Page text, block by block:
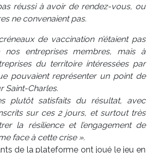
réussi à avoir de rendez-vous, ou
ne convenaient pas.
de vaccination n’étaient pas
nos entreprises membres, mais à
du territoire intéressées par
pouvaient représenter un point de
Saint-Charles.
plutôt satisfaits du résultat, avec
sur ces 2 jours, et surtout très
la résilience et l’engagement de
face à cette crise ».
de la plateforme ont joué le jeu en